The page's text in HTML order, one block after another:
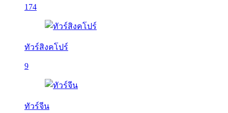
174
ทัวร์สิงคโปร์
9
ทัวร์จีน